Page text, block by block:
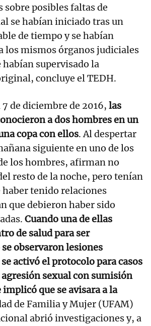
sobre posibles faltas de
se habían iniciado tras un
de tiempo y se habían
los mismos órganos judiciales
supervisado la
concluye el TEDH.
de diciembre de 2016, las
a dos hombres en un
copa con ellos. Al despertar
siguiente en uno de los
los hombres, afirman no
resto de la noche, pero tenían
haber tenido relaciones
que debieron haber sido
Cuando una de ellas
de salud para ser
observaron lesiones
activó el protocolo para casos
agresión sexual con sumisión
que se avisara a la
de Familia y Mujer (UFAM)
abrió investigaciones y, a